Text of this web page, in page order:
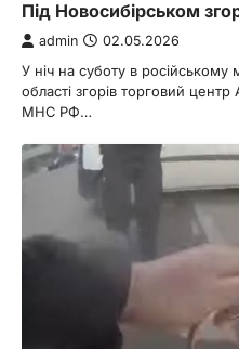
Під Новосибірськом
admin 02.05.2026
У ніч на суботу в російському
області згорів торговий
МНС РФ…